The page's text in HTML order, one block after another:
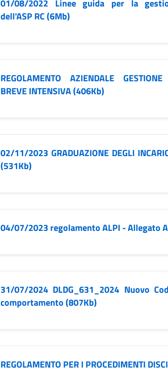
01/08/2022 Linee guida per la
dell'ASP RC (6Mb)
REGOLAMENTO AZIENDALE GESTIONE
BREVE INTENSIVA (406Kb)
02/11/2023 GRADUAZIONE DEGLI
(531Kb)
04/07/2023 regolamento ALPI - Allegato
31/07/2024 DLDG_631_2024 Nuovo
comportamento (807Kb)
REGOLAMENTO PER I PROCEDIMENTI